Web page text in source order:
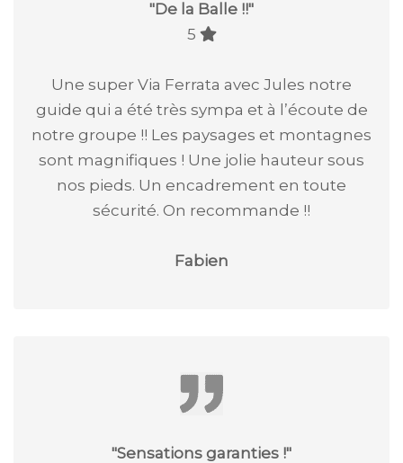
"De la Balle !!"
5
Une super Via Ferrata avec Jules notre
guide qui a été très sympa et à l’écoute de
notre groupe !! Les paysages et montagnes
sont magnifiques ! Une jolie hauteur sous
nos pieds. Un encadrement en toute
sécurité. On recommande !!
Fabien
"Sensations garanties !"